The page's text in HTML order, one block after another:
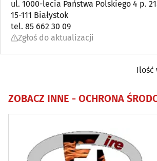
Bielizna - producenci, hurtownie(18)
Biura matrymonialne
Biurowe urządzenia i papiernicze
Dezynfekcja, dezynsekcja, deratyzacja
DVD - produkcja, sprzedaż, kopiowanie
ul. 1000-lecia Państwa Polskiego 4 p.
15-111 Białystok
tel. 85 662 30 09
Zgłoś do aktualizacji
Ilość
ZOBACZ INNE - OCHRONA